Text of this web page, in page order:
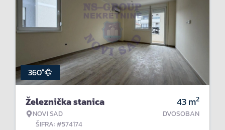
360°
Železnička stanica
NOVI SAD
ŠIFRA: #574174
43m2
DVOSOBAN